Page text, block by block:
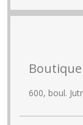
600, boul.